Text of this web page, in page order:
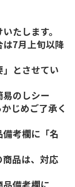
たします。
7月上旬以降
とさせてい
のしシー
じめご了承く
考欄に「名
品は、対応
備考欄に